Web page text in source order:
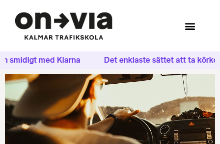
smidigt med Klarna Det enklaste sättet att ta